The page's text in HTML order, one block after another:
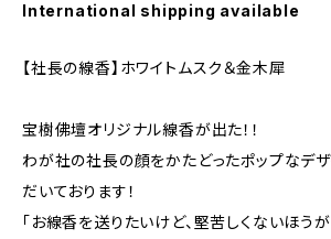
International shipping available
【社長の線香】ホワイトムスク＆金木犀
宝樹佛壇オリジナル線香が出た！！
わが社の社長の顔をかたどったポップなデ
だいております！
「お線香を送りたいけど、堅苦しくないほうが